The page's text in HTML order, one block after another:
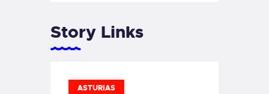
Story Links
ASTURIAS